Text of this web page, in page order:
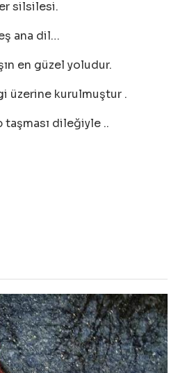
silsilesi.
ana dil…
en güzel yoludur.
üzerine kurulmuştur .
dileğiyle ..